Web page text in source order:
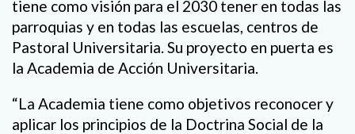
tiene como visión para el 2030 tener en todas las
parroquias y en todas las escuelas, centros de
Pastoral Universitaria. Su proyecto en puerta es
la Academia de Acción Universitaria.
“La Academia tiene como objetivos reconocer y
aplicar los principios de la Doctrina Social de la